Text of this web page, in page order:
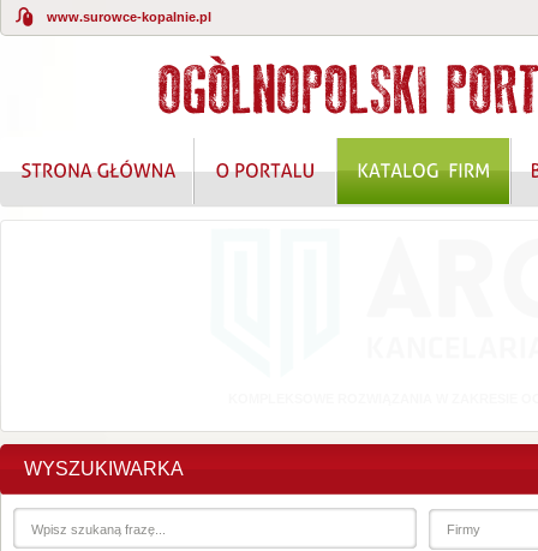
www.surowce-kopalnie.pl
WYSZUKIWARKA